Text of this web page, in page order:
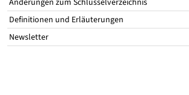
Definitionen und Erläuterungen
Newsletter